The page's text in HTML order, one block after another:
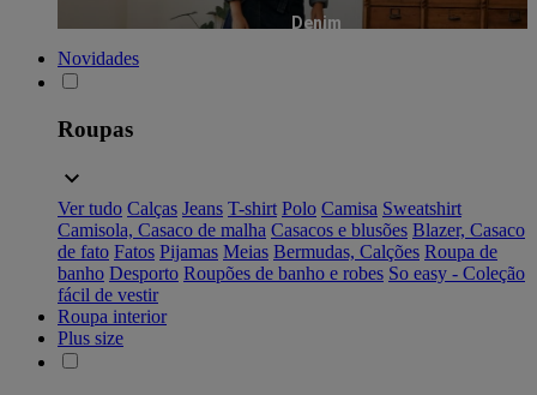
Denim
Novidades
Roupas
Ver tudo Calças Jeans T-shirt Polo Camisa Sweatshirt
Camisola, Casaco de malha Casacos e blusões Blazer, Casaco
de fato Fatos Pijamas Meias Bermudas, Calções Roupa de
banho Desporto Roupões de banho e robes So easy - Coleção
fácil de vestir
Roupa interior
Plus size